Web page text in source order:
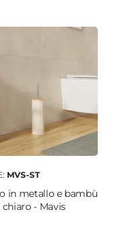
MVS-ST
in metallo e bambù
- Mavis